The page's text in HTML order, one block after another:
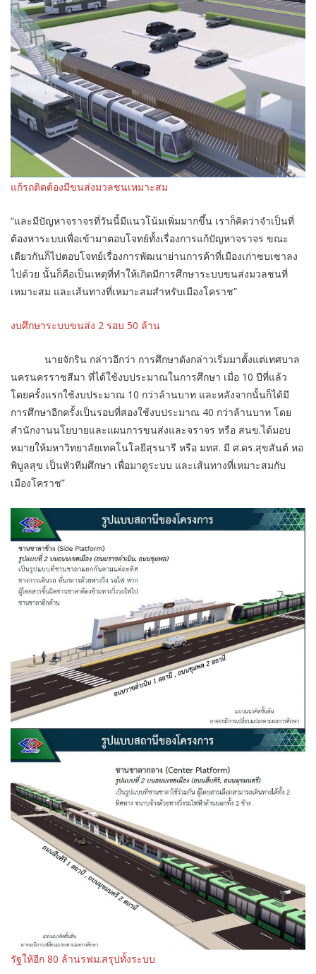
แก้รถติดต้องมีขนส่งมวลชนเหมาะสม
“และมีปัญหาจราจรที่วันนี้มีแนวโน้มเพิ่มมากขึ้น เราก็คิดว่าจำเป็นที่
ต้องหาระบบเพื่อเข้ามาตอบโจทย์ทั้งเรื่องการแก้ปัญหาจราจร ขณะ
เดียวกันก็ไปตอบโจทย์เรื่องการพัฒนาย่านการค้าที่เมืองเก่าซบเซาลง
ไปด้วย นั้นก็คือเป็นเหตุที่ทำให้เกิดมีการศึกษาระบบขนส่งมวลชนที่
เหมาะสม และเส้นทางที่เหมาะสมสำหรับเมืองโคราช”
งบศึกษาระบบขนส่ง 2 รอบ 50 ล้าน
นายจักริน กล่าวอีกว่า การศึกษาดังกล่าวเริ่มมาตั้งแต่เทศบาล
นครนครราชสีมา ที่ได้ใช้งบประมาณในการศึกษา เมื่อ 10 ปีที่แล้ว
โดยครั้งแรกใช้งบประมาณ 10 กว่าล้านบาท และหลังจากนั้นก็ได้มี
การศึกษาอีกครั้งเป็นรอบที่สองใช้งบประมาณ 40 กว่าล้านบาท โดย
สำนักงานนโยบายและแผนการขนส่งและจราจร หรือ สนข.ได้มอบ
หมายให้มหาวิทยาลัยเทคโนโลยีสุรนารี หรือ มทส. มี ศ.ดร.สุขสันต์ หอ
พิบูลสุข เป็นหัวทีมศึกษา เพื่อมาดูระบบ และเส้นทางที่เหมาะสมกับ
เมืองโคราช”
รัฐให้อีก 80 ล้านรฟม.สรุปทั้งระบบ